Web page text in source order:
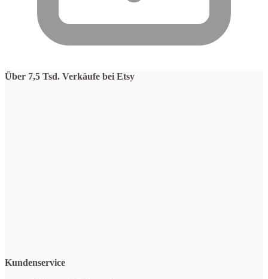
Über 7,5 Tsd. Verkäufe bei Etsy
Kundenservice